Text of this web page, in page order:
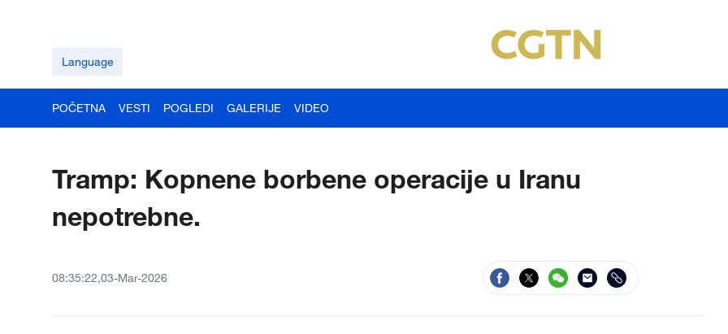
Language
POČETNA VESTI POGLEDI GALERIJE VIDEO
Tramp: Kopnene borbene operacije u Iranu
nepotrebne.
08:35:22,03-Mar-2026